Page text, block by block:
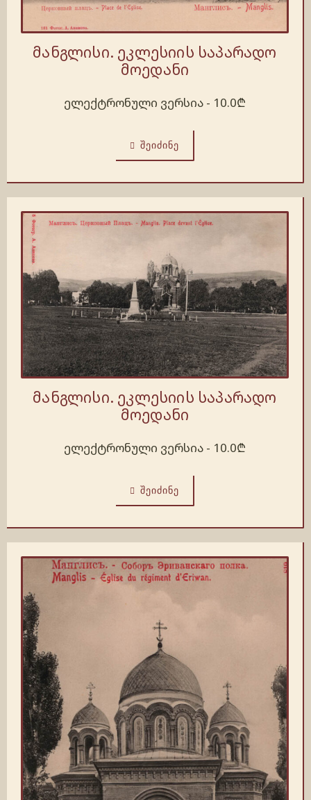
მანგლისი. ეკლესიის საპარადო
მოედანი
ელექტრონული ვერსია - 10.0₾
ᲨᲔᲘᲫᲘᲜᲔ
მანგლისი. ეკლესიის საპარადო
მოედანი
ელექტრონული ვერსია - 10.0₾
ᲨᲔᲘᲫᲘᲜᲔ